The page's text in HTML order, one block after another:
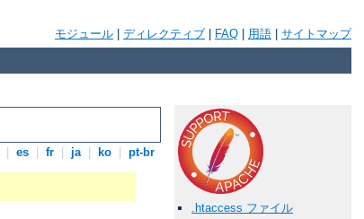
モジュール ディレクティブ FAQ 用語 サイトマップ
es fr ja ko pt-br
.htaccess ファイル